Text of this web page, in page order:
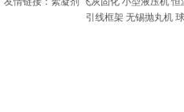
引线框架 无锡抛丸机